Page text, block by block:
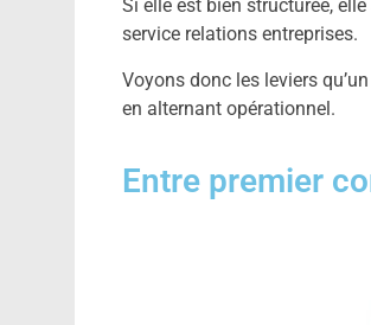
Si elle est bien structurée,
service relations entreprises.
Voyons donc les leviers
en alternant opérationnel.
Entre premier